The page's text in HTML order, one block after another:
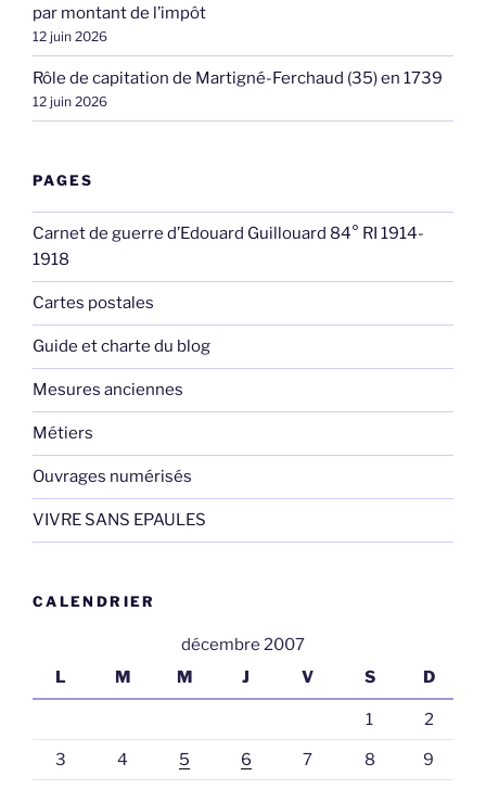
par montant de l’impôt
12 juin 2026
Rôle de capitation de Martigné-Ferchaud (35) en 1739
12 juin 2026
PAGES
Carnet de guerre d’Edouard Guillouard 84° RI 1914-
1918
Cartes postales
Guide et charte du blog
Mesures anciennes
Métiers
Ouvrages numérisés
VIVRE SANS EPAULES
CALENDRIER
décembre 2007
L
M M J V S D
1 2
3 4 5 6 7 8 9